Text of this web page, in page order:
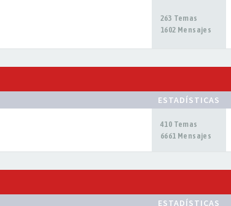
263 Temas
1602 Mensajes
ESTADÍSTICAS
410 Temas
6661 Mensajes
ESTADÍSTICAS